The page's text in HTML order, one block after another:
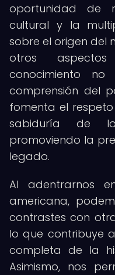
oportunidad de
cultural y la
sobre el origen del
otros aspectos
conocimiento no
comprensión del
fomenta el
sabiduría de
promoviendo la
legado.
Al adentrarnos
americana,
contrastes con
lo que contribuye
completa de la
Asimismo, nos